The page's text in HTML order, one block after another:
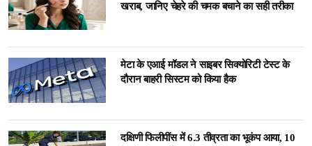
खराब, जानिए चेहरे की चमक बचाने का सही तरीका
मेटा के एआई मॉडल ने साइबर सिक्योरिटी टेस्ट के
दौरान बाहरी सिस्टम को किया हैक
दक्षिणी फिलीपींस में 6.3 तीव्रता का भूकंप आया, 10